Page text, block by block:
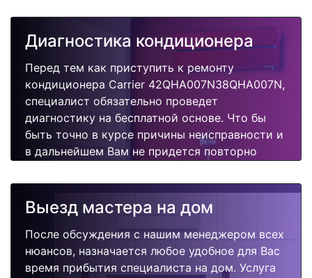
кондиционера. Отремонтируем быстро,
качественно и недорого.
Диагностика кондиционера
Перед тем как приступить к ремонту
кондиционера Carrier 42QHA007N38QHA007N,
специалист обязательно проведет
диагностику на бесплатной основе. Что бы
быть точно в курсе причины неисправности и
в дальнейшем Вам не придется повторно
поломок.
Выезд мастера на дом
После обсуждения с нашим менеджером всех
нюансов, назначается любое удобное для Вас
время прибытия специалиста на дом. Услуга